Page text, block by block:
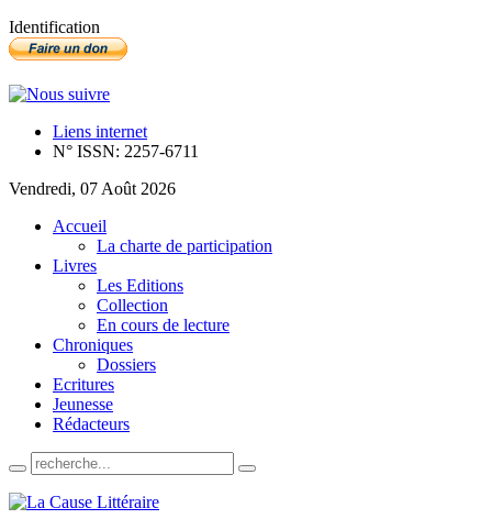
Identification
Liens internet
N° ISSN: 2257-6711
Vendredi, 07 Août 2026
Accueil
La charte de participation
Livres
Les Editions
Collection
En cours de lecture
Chroniques
Dossiers
Ecritures
Jeunesse
Rédacteurs